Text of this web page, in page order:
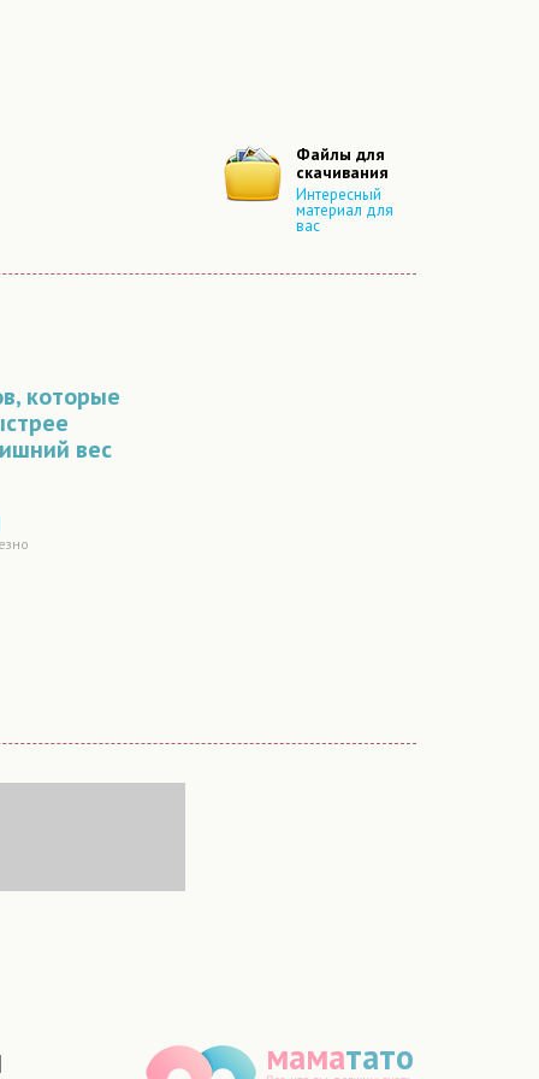
Файлы для
скачивания
Интересный
материал для
вас
которые
вес
маматато